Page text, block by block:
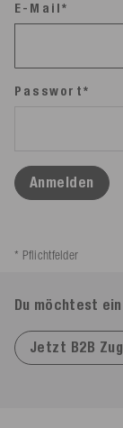
E-Mail*
Passwort*
Anmelden
* Pflichtfelder
Du möchtest
Jetzt B2B